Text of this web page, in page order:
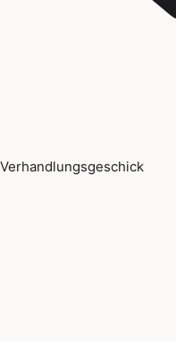
Verhandlungsgeschick